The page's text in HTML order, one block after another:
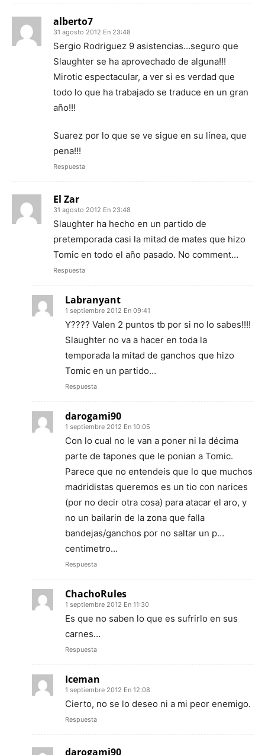
alberto7
31 agosto 2012 En 23:48
Sergio Rodriguez 9 asistencias…seguro que
Slaughter se ha aprovechado de alguna!!!
Mirotic espectacular, a ver si es verdad que
todo lo que ha trabajado se traduce en un gran
año!!!
Suarez por lo que se ve sigue en su línea, que
pena!!!
Respuesta
El Zar
31 agosto 2012 En 23:48
Slaughter ha hecho en un partido de
pretemporada casi la mitad de mates que hizo
Tomic en todo el año pasado. No comment…
Respuesta
Labranyant
1 septiembre 2012 En 09:41
Y???? Valen 2 puntos tb por si no lo sabes!!!!
Slaughter no va a hacer en toda la
temporada la mitad de ganchos que hizo
Tomic en un partido…
Respuesta
darogami90
1 septiembre 2012 En 10:05
Con lo cual no le van a poner ni la décima
parte de tapones que le ponian a Tomic.
Parece que no entendeis que lo que muchos
madridistas queremos es un tio con narices
(por no decir otra cosa) para atacar el aro, y
no un bailarin de la zona que falla
bandejas/ganchos por no saltar un p…
centimetro…
Respuesta
ChachoRules
1 septiembre 2012 En 11:30
Es que no saben lo que es sufrirlo en sus
carnes…
Respuesta
Iceman
1 septiembre 2012 En 12:08
Cierto, no se lo deseo ni a mi peor enemigo.
Respuesta
darogami90